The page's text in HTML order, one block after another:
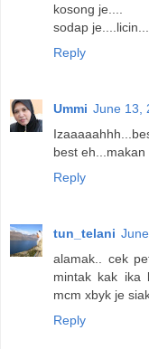
kosong je....
sodap je....licin...
Reply
Ummi June 13,
best
Reply
tun_telani
alamak.. cek
mintak kak ika
mcm xbyk je
Reply